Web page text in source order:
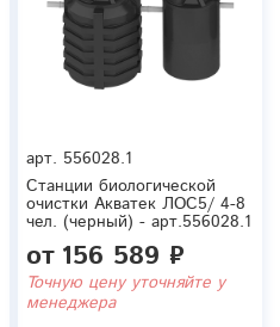
арт. 556028.1
Станции биологической
очистки Акватек ЛОС5/ 4-8
чел. (черный) - арт.556028.1
от 156 589 ₽
Точную цену уточняйте у
менеджера